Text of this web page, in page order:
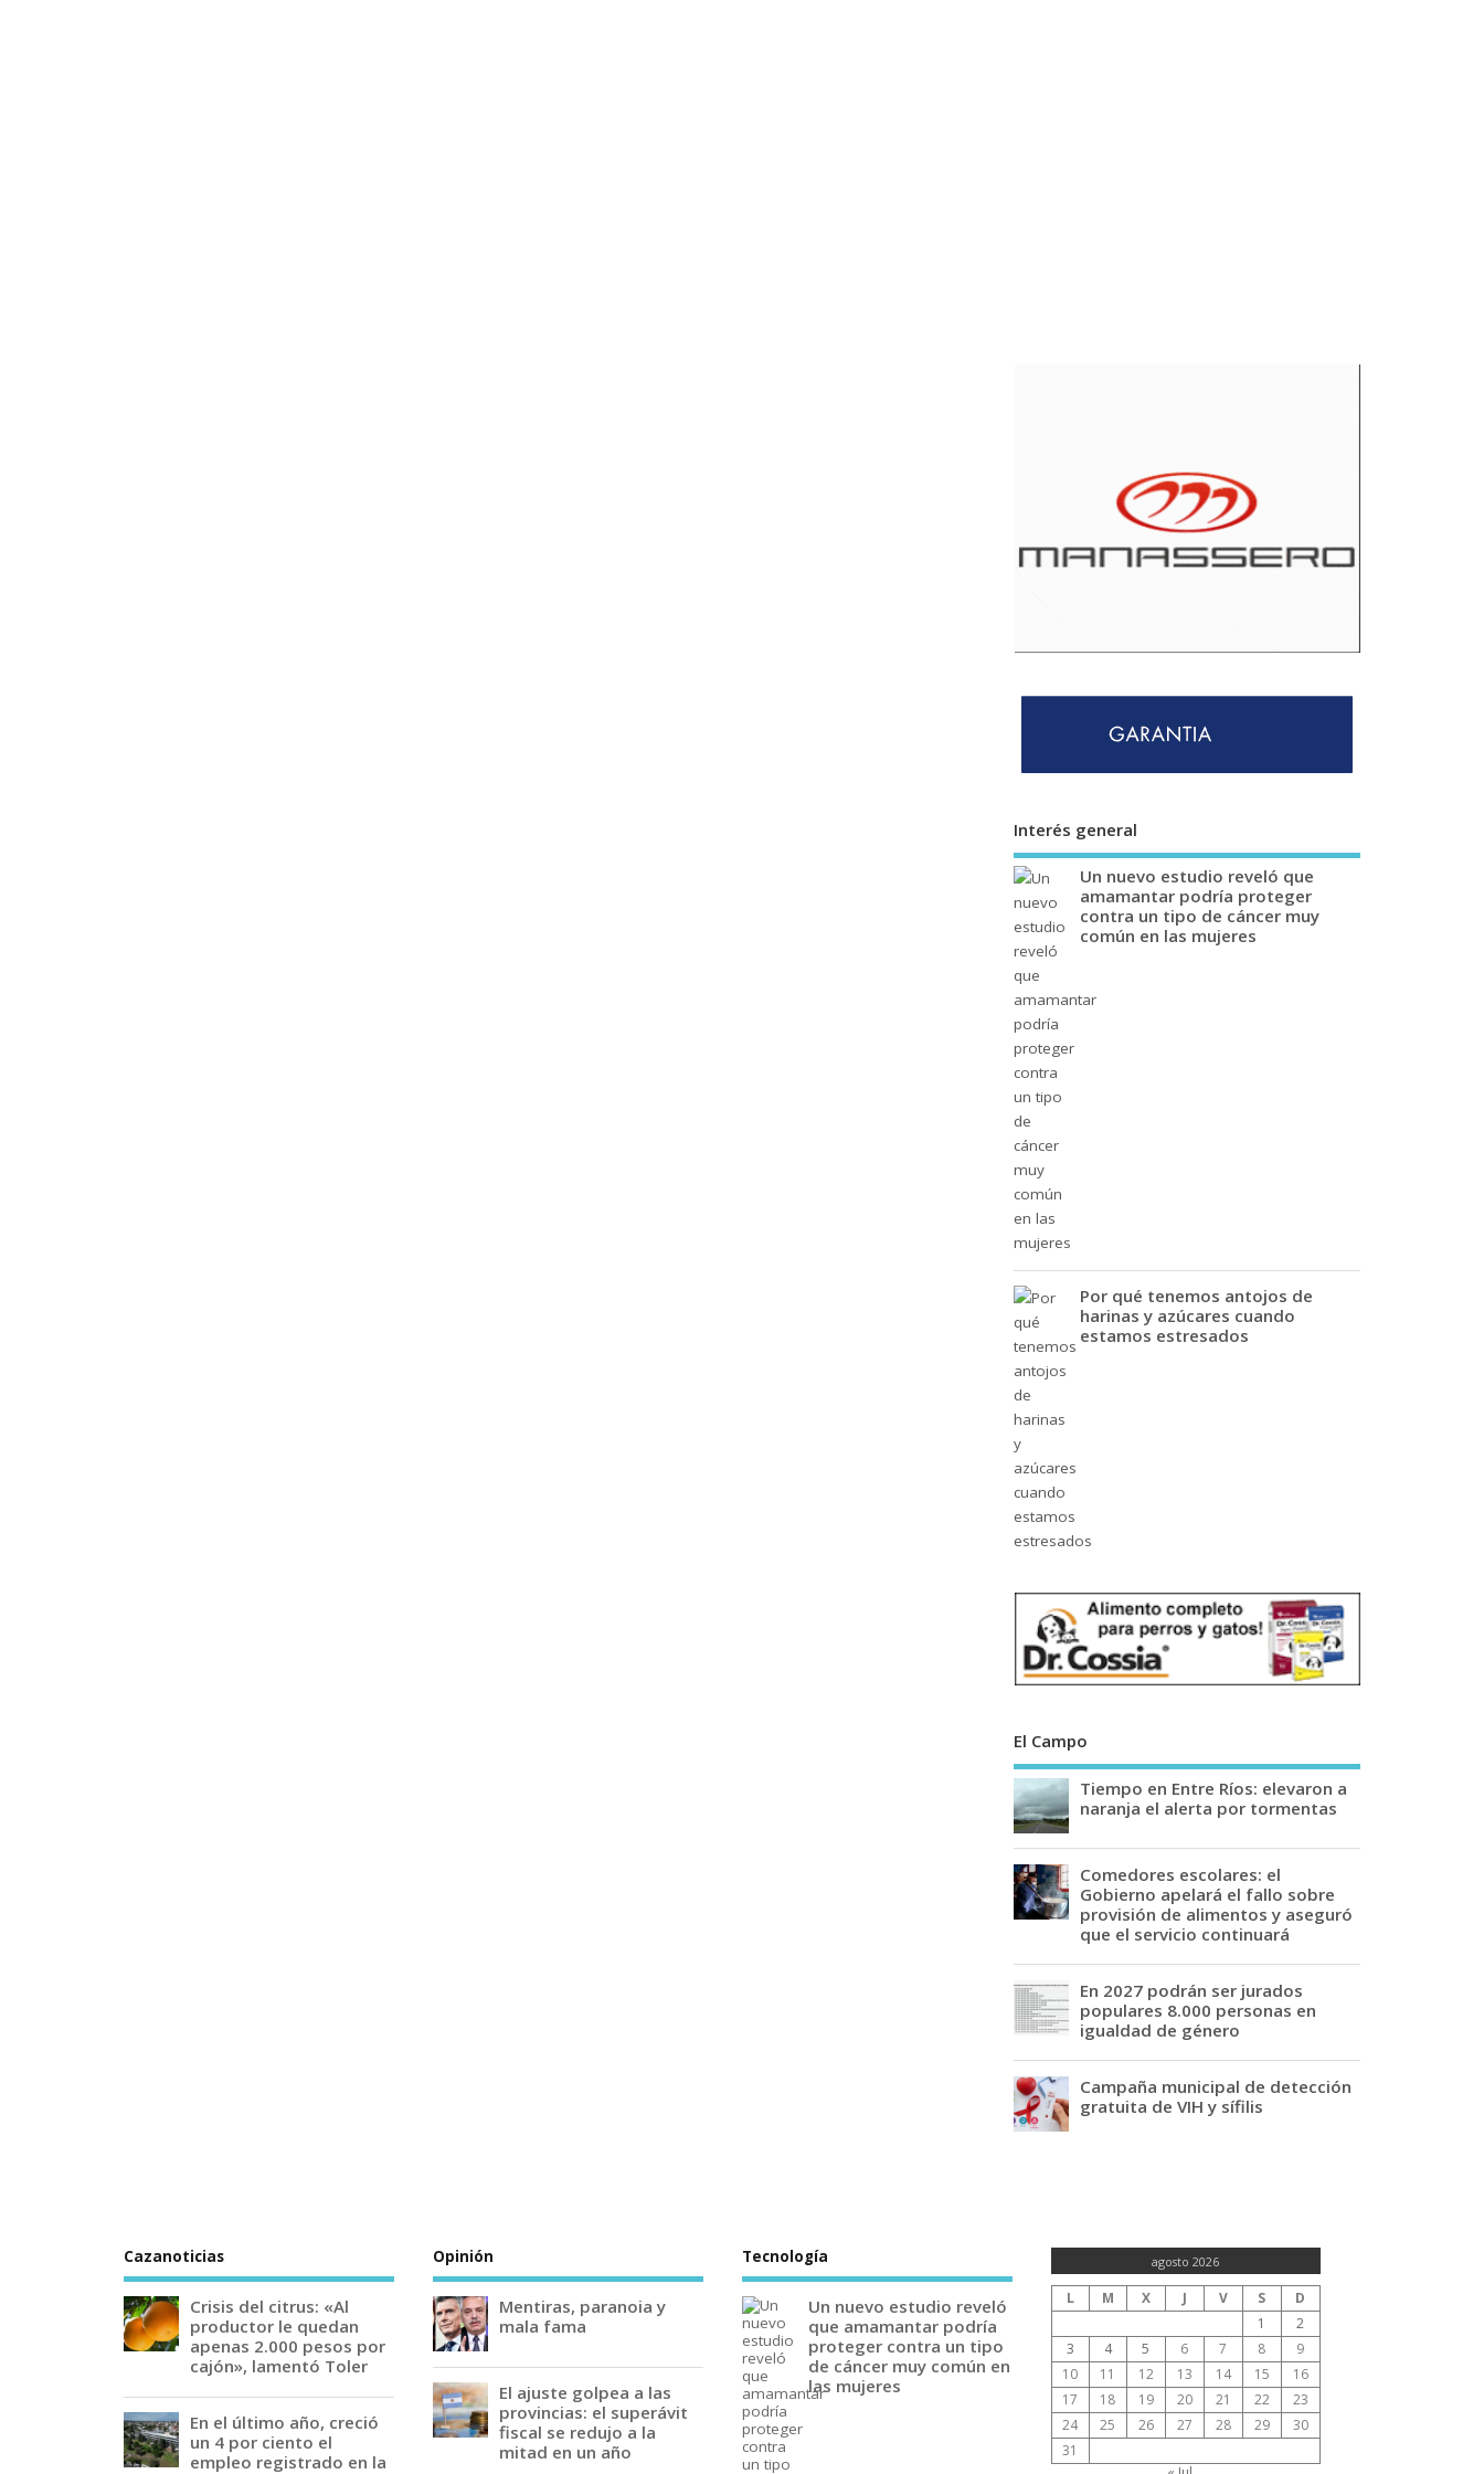
Interés general
Un nuevo estudio reveló que
amamantar podría proteger
contra un tipo de cáncer muy
común en las mujeres
Por qué tenemos antojos de
harinas y azúcares cuando
estamos estresados
El Campo
Tiempo en Entre Ríos: elevaron a
naranja el alerta por tormentas
Comedores escolares: el
Gobierno apelará el fallo sobre
provisión de alimentos y aseguró
que el servicio continuará
En 2027 podrán ser jurados
populares 8.000 personas en
igualdad de género
Campaña municipal de detección
gratuita de VIH y sífilis
Cazanoticias
Crisis del citrus: «Al
productor le quedan
apenas 2.000 pesos por
cajón», lamentó Toler
En el último año, creció
un 4 por ciento el
empleo registrado en la
Opinión
Mentiras, paranoia y
mala fama
El ajuste golpea a las
provincias: el superávit
fiscal se redujo a la
mitad en un año
Tecnología
Un nuevo estudio reveló
que amamantar podría
proteger contra un tipo
de cáncer muy común en
las mujeres
agosto 2026
L M X J V S
D
1
2
3
4 5 6 7 8
9
10
11 12 13 14 15
16
17
18 19 20 21 22
23
24
25 26 27 28 29
30
31